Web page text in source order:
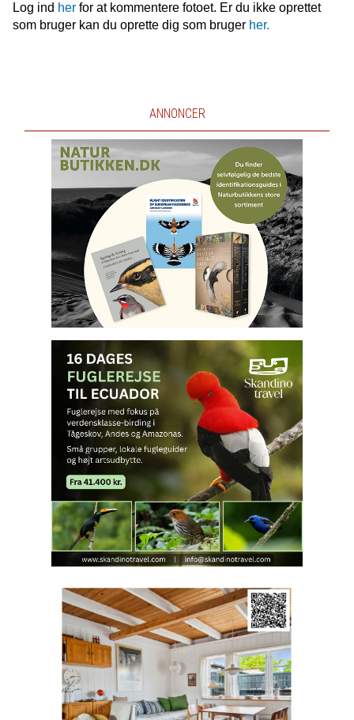
Log ind herfor at kommentere fotoet. Er du ikke oprettet
som bruger kan du oprette dig som bruger her.
ANNONCER